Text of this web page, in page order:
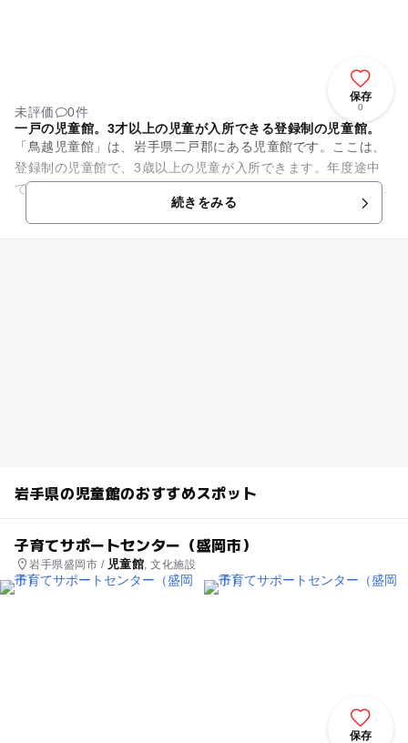
保存
0
未評価
0件
一戸の児童館。3才以上の児童が入所できる登録制の児童館。
「鳥越児童館」は、岩手県二戸郡にある児童館です。ここは、
登録制の児童館で、3歳以上の児童が入所できます。年度途中
で3歳に達する児童も受付しています。（入所は3際に達した翌
月から）入所には申し込み...続きをみる
岩手県の児童館のおすすめスポット
子育てサポートセンター（盛岡市）
岩手県盛岡市 / 児童館, 文化施設
保存